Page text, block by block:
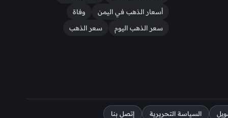
أسعار الذهب في اليمن
وفاة
سعر الذهب اليوم
سعر الذهب
السياسة التحريرية إتصل بنا